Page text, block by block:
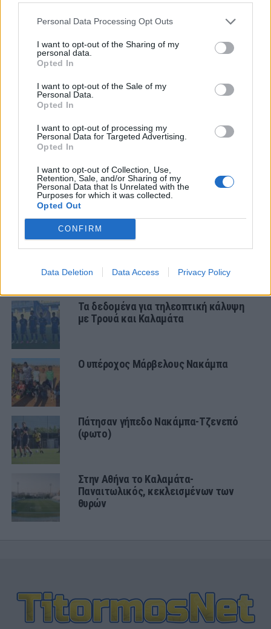
Personal Data Processing Opt Outs
I want to opt-out of the Sharing of my
personal data.
Opted In
I want to opt-out of the Sale of my
Personal Data.
Opted In
I want to opt-out of processing my
Personal Data for Targeted Advertising.
Opted In
I want to opt-out of Collection, Use,
Retention, Sale, and/or Sharing of my
Personal Data that Is Unrelated with the
Purposes for which it was collected.
Opted Out
CONFIRM
Data Deletion Data Access Privacy Policy
στον αστράγαλο και η κατάστασή του θα
αξιολογηθεί εκ νέου.
2 COMMENTS
ΤΕΛΕΥΤΑΙΑ ΝΕΑ
Τα δεδομένα για τηλεοπτική κάλυψη
με Τρουά και Καλαμάτα
ΕΙΔΗΣΕΙΣ
Αλλάζει όνομα ο Βόλος
ΠΑΝΑΙΤΩΛΙΚΟΣ
Τα δεδομένα για τηλεοπτική κάλυψη
με Τρουά και Καλαμάτα
Ο υπέροχος Μάρβελους Νακάμπα
Πάτησαν γήπεδο Νακάμπα-Τζενεπό
(φωτο)
Στην Αθήνα το Καλαμάτα-
Παναιτωλικός, κεκλεισμένων των
θυρών